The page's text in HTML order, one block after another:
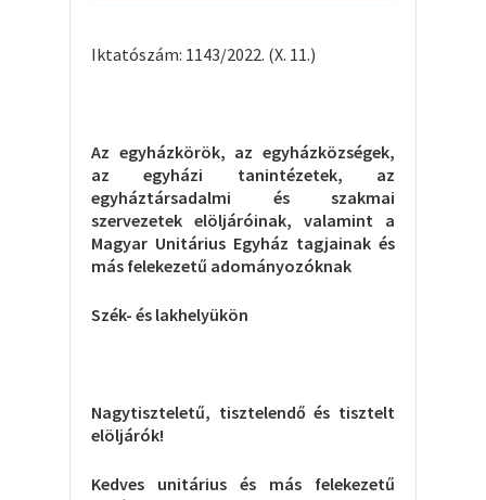
Iktatószám: 1143/2022. (X. 11.)
Az egyházkörök, az egyházközségek,
az egyházi tanintézetek, az
egyháztársadalmi és szakmai
szervezetek elöljáróinak, valamint a
Magyar Unitárius Egyház tagjainak és
más felekezetű adományozóknak
Szék- és lakhelyükön
Nagytiszteletű, tisztelendő és tisztelt
elöljárók!
Kedves unitárius és más felekezetű